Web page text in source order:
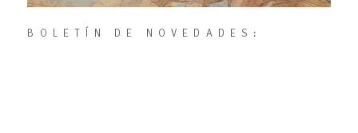
BOLETÍN DE NOVEDADES: